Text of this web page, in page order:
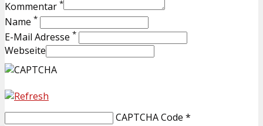
Kommentar *
Name *
E-Mail Adresse *
Webseite
CAPTCHA Code *